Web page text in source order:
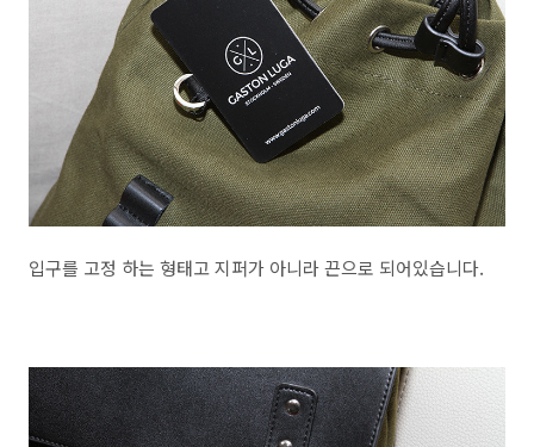
입구를 고정 하는 형태고 지퍼가 아니라 끈으로 되어있습니다.